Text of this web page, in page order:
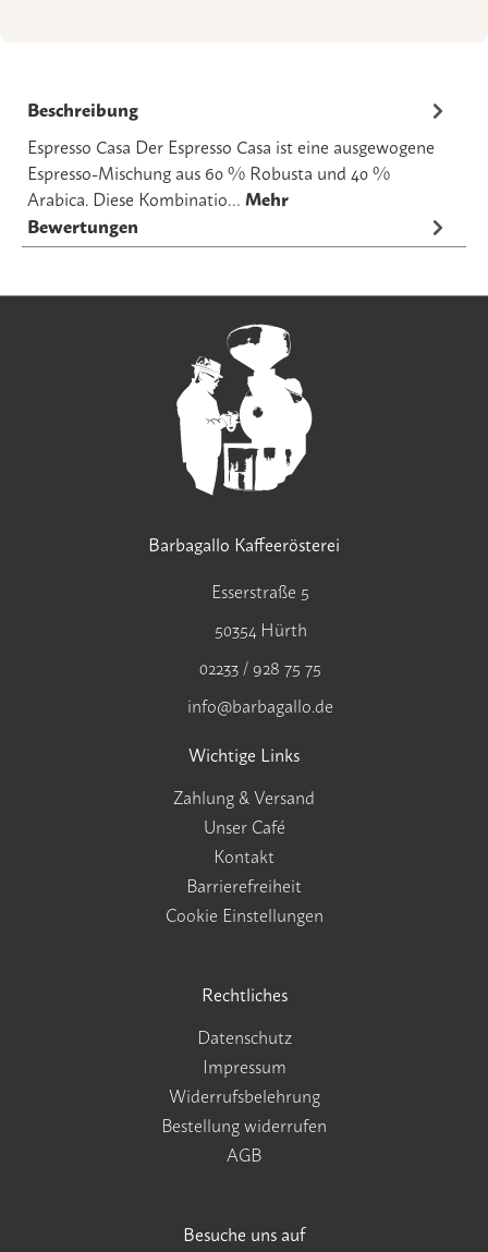
Beschreibung
Espresso Casa Der Espresso Casa ist eine ausgewogene
Espresso-Mischung aus 60 % Robusta und 40 %
Arabica. Diese Kombinatio… Mehr
Bewertungen
Barbagallo Kaffeerösterei
Esserstraße 5
50354 Hürth
02233 / 928 75 75
info@barbagallo.de
Wichtige Links
Zahlung & Versand
Unser Café
Kontakt
Barrierefreiheit
Cookie Einstellungen
Rechtliches
Datenschutz
Impressum
Widerrufsbelehrung
Bestellung widerrufen
AGB
Besuche uns auf